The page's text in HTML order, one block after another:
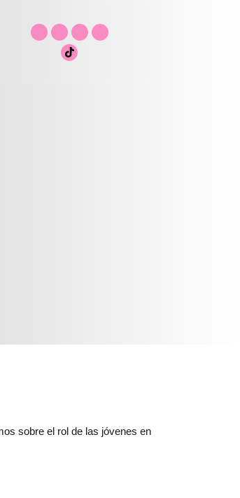
sobre el rol de las jóvenes en